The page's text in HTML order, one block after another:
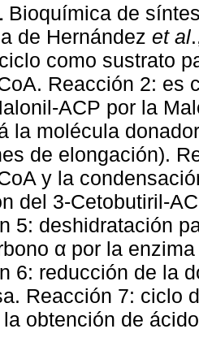
Bioquímica de
de Hernández et al
como sustrato
Reacción 2: es
ACP por la
la molécula
de elongación).
y la
del 3-Cetobutiril-
5: deshidratación
α por la
6: reducción de la
Reacción 7: ciclo
obtención de